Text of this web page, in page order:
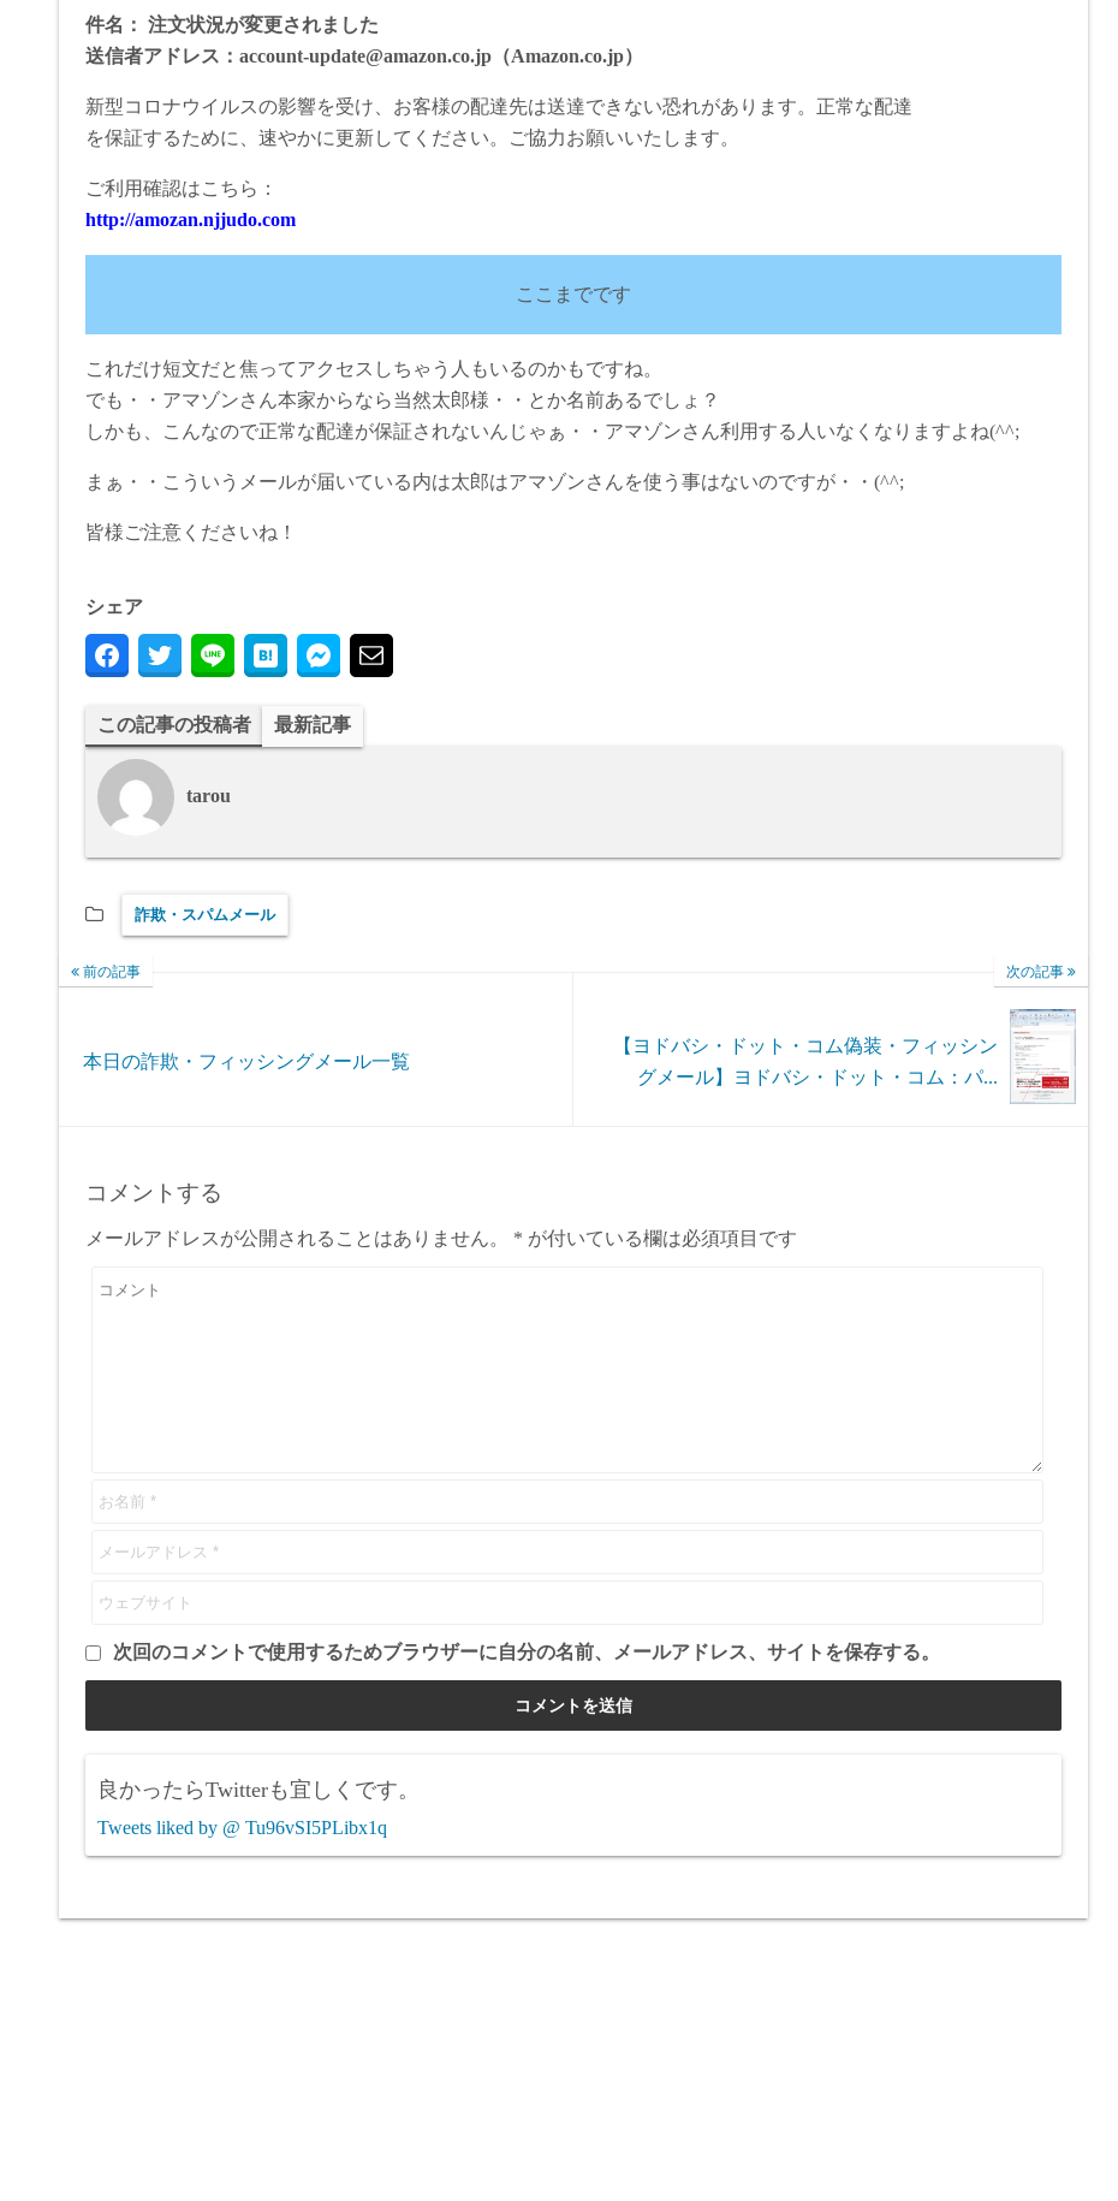
件名： 注文状況が変更されました
送信者アドレス：account-update@amazon.co.jp（Amazon.co.jp）
新型コロナウイルスの影響を受け、お客様の配達先は送達できない恐れがあります。正常な配達
を保証するために、速やかに更新してください。ご協力お願いいたします。
ご利用確認はこちら：
http://amozan.njjudo.com
ここまでです
これだけ短文だと焦ってアクセスしちゃう人もいるのかもですね。
でも・・アマゾンさん本家からなら当然太郎様・・とか名前あるでしょ？
しかも、こんなので正常な配達が保証されないんじゃぁ・・アマゾンさん利用する人いなくなりますよね(^^;
まぁ・・こういうメールが届いている内は太郎はアマゾンさんを使う事はないのですが・・(^^;
皆様ご注意くださいね！
シェア
この記事の投稿者 最新記事
tarou
詐欺・スパムメール
前の記事
本日の詐欺・フィッシングメール一覧
次の記事
【ヨドバシ・ドット・コム偽装・フィッシン
グメール】ヨドバシ・ドット・コム：パ...
コメントする
メールアドレスが公開されることはありません。 * が付いている欄は必須項目です
次回のコメントで使用するためブラウザーに自分の名前、メールアドレス、サイトを保存する。
良かったらTwitterも宜しくです。
Tweets liked by @ Tu96vSI5PLibx1q